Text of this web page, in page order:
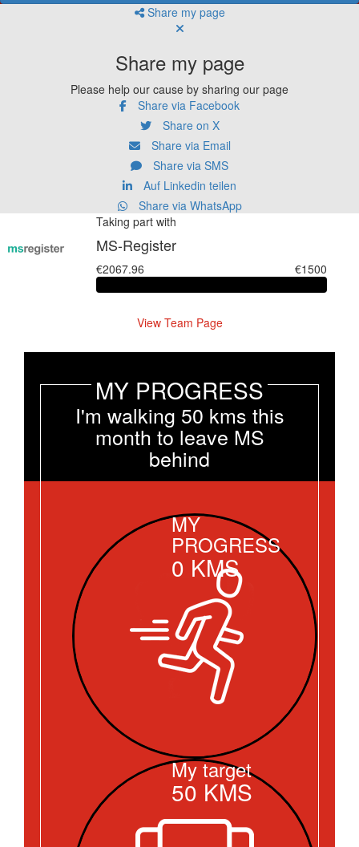
Share my page
Share my page
Please help our cause by sharing our page
Share via Facebook
Share on X
Share via Email
Share via SMS
Auf Linkedin teilen
Share via WhatsApp
Taking part with
MS-Register
€2067.96 €1500
View Team Page
MY PROGRESS
I'm walking 50 kms this
month to leave MS
behind
MY
PROGRESS
0 KMS
My target
50 KMS